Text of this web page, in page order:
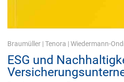
Braumüller | Tenora | Wiedermann-
ESG und